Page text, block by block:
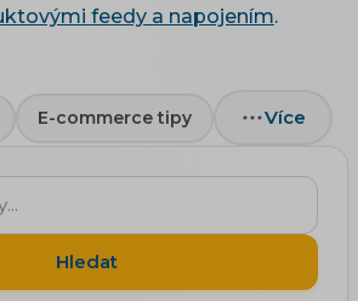
feedy a napojením.
E-commerce tipy Více
Hledat